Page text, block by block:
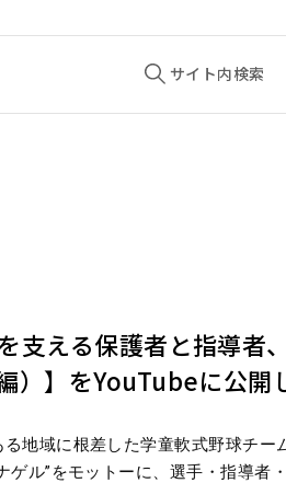
サイト内検索
支える保護者と指導者
）】をYouTubeに公開
地域に根差した学童軟式野球チー
ゲル”をモットーに、選手・指導者